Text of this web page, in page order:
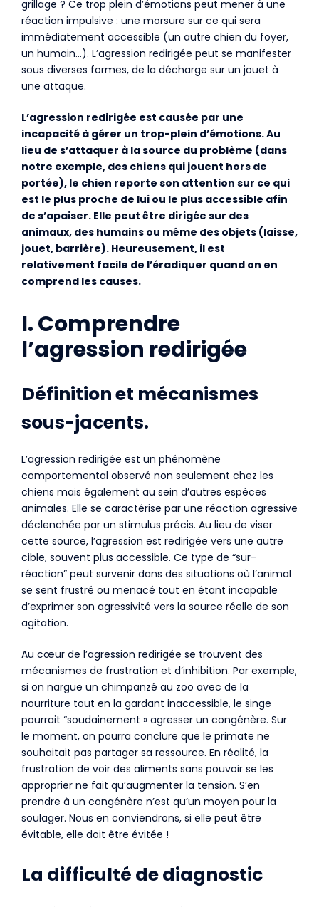
grillage ? Ce trop plein d’émotions peut mener à une
réaction impulsive : une morsure sur ce qui sera
immédiatement accessible (un autre chien du foyer,
un humain…). L’agression redirigée peut se manifester
sous diverses formes, de la décharge sur un jouet à
une attaque.
L’agression redirigée est causée par une
incapacité à gérer un trop-plein d’émotions. Au
lieu de s’attaquer à la source du problème (dans
notre exemple, des chiens qui jouent hors de
portée), le chien reporte son attention sur ce qui
est le plus proche de lui ou le plus accessible afin
de s’apaiser. Elle peut être dirigée sur des
animaux, des humains ou même des objets (laisse,
jouet, barrière). Heureusement, il est
relativement facile de l’éradiquer quand on en
comprend les causes.
I. Comprendre
l’agression redirigée
Définition et mécanismes
sous-jacents.
L’agression redirigée est un phénomène
comportemental observé non seulement chez les
chiens mais également au sein d’autres espèces
animales. Elle se caractérise par une réaction agressive
déclenchée par un stimulus précis. Au lieu de viser
cette source, l’agression est redirigée vers une autre
cible, souvent plus accessible. Ce type de “sur-
réaction” peut survenir dans des situations où l’animal
se sent frustré ou menacé tout en étant incapable
d’exprimer son agressivité vers la source réelle de son
agitation.
Au cœur de l’agression redirigée se trouvent des
mécanismes de frustration et d’inhibition. Par exemple,
si on nargue un chimpanzé au zoo avec de la
nourriture tout en la gardant inaccessible, le singe
pourrait “soudainement » agresser un congénère. Sur
le moment, on pourra conclure que le primate ne
souhaitait pas partager sa ressource. En réalité, la
frustration de voir des aliments sans pouvoir se les
approprier ne fait qu’augmenter la tension. S’en
prendre à un congénère n’est qu’un moyen pour la
soulager. Nous en conviendrons, si elle peut être
évitable, elle doit être évitée !
La difficulté de diagnostic